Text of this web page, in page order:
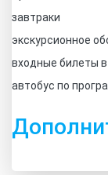
завтраки
экскурсионное
входные билеты
автобус по